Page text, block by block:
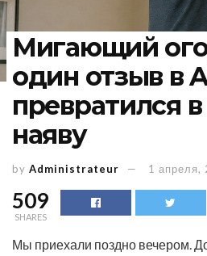
Мигающий
один отзыв в
превратился
наяву
by Administrateur 1 апреля,
509
SHARES
Мы приехали поздно вечером.